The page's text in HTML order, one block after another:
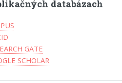
databázach
GATE
SCHOLAR